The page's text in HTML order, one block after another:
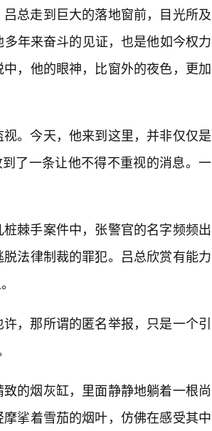
总走到巨大的落地窗前，目光所及
年来奋斗的见证，也是他如今权力
，他的眼神，比窗外的夜色，更加
。今天，他来到这里，并非仅仅是
了一条让他不得不重视的消息。一
棘手案件中，张警官的名字频频出
法律制裁的罪犯。吕总欣赏有能力
，那所谓的匿名举报，只是一个引
的烟灰缸，里面静静地躺着一根尚
挲着雪茄的烟叶，仿佛在感受其中